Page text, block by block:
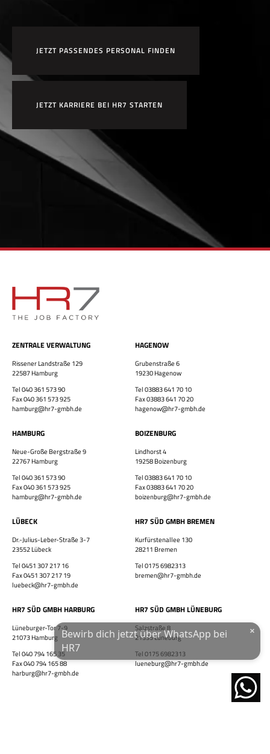
JETZT PASSENDES PERSONAL FINDEN
JETZT KARRIERE BEI HR7 STARTEN
ZENTRALE VERWALTUNG
Rissener Landstraße 129
22587 Hamburg
Tel 040 361 573 90
Fax 040 361 573 925
hamburg@hr7-gmbh.de
HAMBURG
Neue-Große Bergstraße 9
22767 Hamburg
Tel 040 361 573 90
Fax 040 361 573 925
hamburg@hr7-gmbh.de
HAGENOW
Grubenstraße 6
19230 Hagenow
Tel 03883 641 70 10
Fax 03883 641 70 20
hagenow@hr7-gmbh.de
BOIZENBURG
Lindhorst 4
19258 Boizenburg
Tel 03883 641 70 10
Fax 03883 641 70 20
boizenburg@hr7-gmbh.de
LÜBECK
Dr.-Julius-Leber-Straße 3-7
23552 Lübeck
Tel 0451 307 217 16
Fax 0451 307 217 19
luebeck@hr7-gmbh.de
HR7 SÜD GMBH HARBURG
Lüneburger-Tor 7-9
21073 Hamburg
Tel 040 794 165 35
Fax 040 794 165 88
harburg@hr7-gmbh.de
HR7 SÜD GMBH BREMEN
Kurfürstenallee 130
28211 Bremen
Tel 0175 6982313
bremen@hr7-gmbh.de
HR7 SÜD GMBH LÜNEBURG
Salzstraße 8
21335 Lüneburg
Tel 0175 6982313
lueneburg@hr7-gmbh.de
Bewirb dich jetzt über WhatsApp bei
HR7
×
HR7 GmbH
Bewirb dich jetzt!
Vor- & Nachname
E-Mail-Adresse
WhatsApp-Nummer
Wohnort / PLZ
Ich habe dieDatenschutzerklärungund dasImpressumgelesen.
JETZT ÜBER WHATSAPP BEWERBEN!